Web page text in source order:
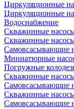
Циркуляционные
Циркуляционные
Водоснабжение
Скважинные
Скважинные
Cамовсасывающие
Миниатюрные
Погружные
Скважинные
Самовсасывающие
Скважинные
Самовсасывающие